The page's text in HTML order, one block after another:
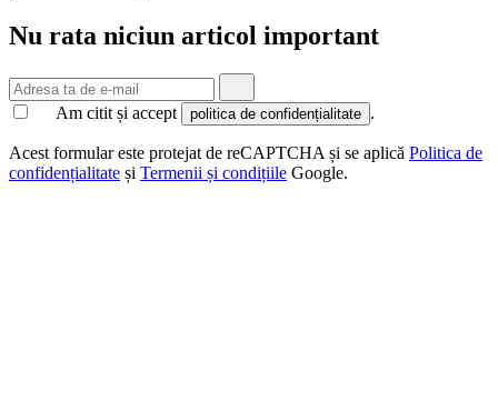
Nu rata niciun articol important
Am citit și accept politica de confidențialitate .
Acest formular este protejat de reCAPTCHA și se aplică Politica de
confidențialitate și Termenii și condițiile Google.